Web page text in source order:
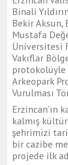
Binali
Bekir Aksun,
Mustafa
Üniversitesi
Vakıflar
Arkeopark
Vurulması
Erzincan’ın
kalmış
şehrimizi
bir cazibe
projede ilk